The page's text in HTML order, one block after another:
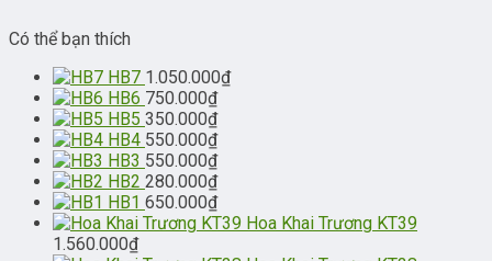
Có thể bạn thích
HB7 1.050.000₫
HB6 750.000₫
HB5 350.000₫
HB4 550.000₫
HB3 550.000₫
HB2 280.000₫
HB1 650.000₫
Hoa Khai Trương KT39
1.560.000₫